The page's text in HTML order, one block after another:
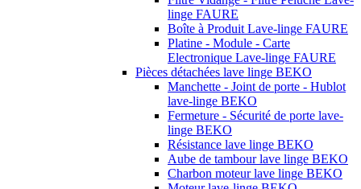
linge FAURE
Boîte à Produit Lave-linge FAURE
Platine - Module - Carte
Electronique Lave-linge FAURE
Pièces détachées lave linge BEKO
Manchette - Joint de porte - Hublot
lave-linge BEKO
Fermeture - Sécurité de porte lave-
linge BEKO
Résistance lave linge BEKO
Aube de tambour lave linge BEKO
Charbon moteur lave linge BEKO